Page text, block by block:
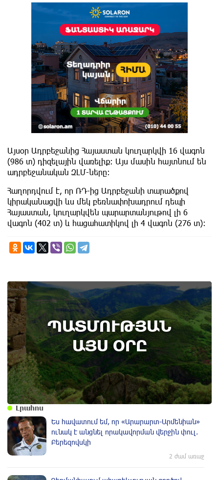
Այսօր Ադրբեջանից Հայաստան կուղարկվի 16 վագոն
(986 տ) դիզելային վառելիք։ Այս մասին հայտնում են
ադրբեջանական ԶԼՄ-ները։
Հաղորդվում է, որ ՌԴ-ից Ադրբեջանի տարածքով
կիրականացվի ևս մեկ բեռնափոխադրում դեպի
Հայաստան, կուղարկվեն պարարտանյութով լի 6
վագոն (402 տ) և հացահատիկով լի 4 վագոն (276 տ):
ՊԱՏՄՈՒԹՅԱՆ
ԱՅՍ ՕՐԸ
6th of August
Տավուշի մարզի Ոսկեպարում հայ-ռուսական
համագործակցության շրջանակում ռուս
սահմանապահներ են տեղակայվել․
պատմության այս օրը (5 օգոստոս)
Լրահոս
Ես հավատում եմ, որ «Արարարտ-Արմենիան»
ունակ է անցնել որակավորման վերջին փուլ.
Բերեզովսկի
2 ժամ առաջ